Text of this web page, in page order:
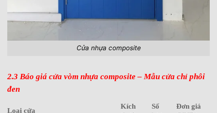
Cửa nhựa composite
2.3 Báo giá cửa vòm nhựa composite – Mẫu cửa chỉ phôi
đen
Loại cửa
Kích
Số
Đơn giá